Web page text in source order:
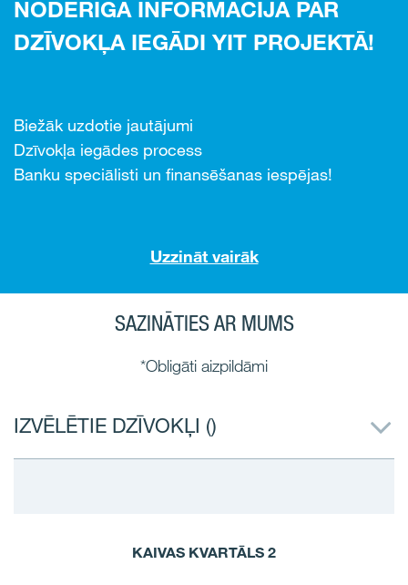
NODERĪGA INFORMĀCIJA PAR
DZĪVOKĻA IEGĀDI YIT PROJEKTĀ!
Biežāk uzdotie jautājumi
Dzīvokļa iegādes process
Banku speciālisti un finansēšanas iespējas!
Uzzināt vairāk
SAZINĀTIES AR MUMS
*Obligāti aizpildāmi
IZVĒLĒTIE DZĪVOKĻI ()
KAIVAS KVARTĀLS 2